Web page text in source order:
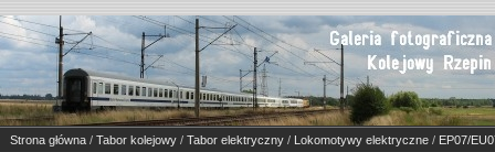
Strona główna / Tabor kolejowy / Tabor elektryczny / Lokomotywy elektryczne / EP07/